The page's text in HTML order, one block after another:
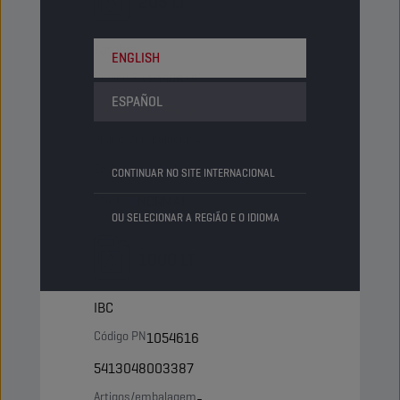
ENGLISH
ESPAÑOL
CONTINUAR NO SITE INTERNACIONAL
OU SELECIONAR A REGIÃO E O IDIOMA
Tambor
Código PN1054615
5413048003370
Embalagens/palete4
IBC
Código PN1054616
5413048003387
Artigos/embalagem